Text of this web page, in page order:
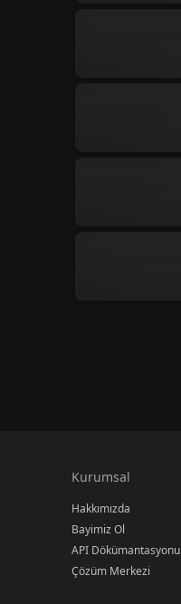
Kurumsal
Hakkımızda
Bayimiz Ol
API Dökümantasyonu
Çözüm Merkezi